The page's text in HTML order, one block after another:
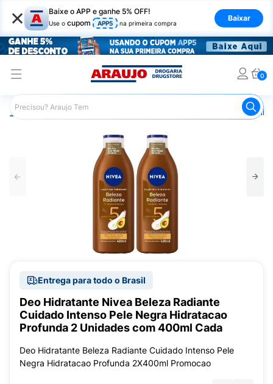
× Baixe o APP e ganhe 5% OFF!
Use o cupom APP5 na primeira compra
Baixar
0
Araujo Beleza e Cuidados
Entrega para todo o Brasil
Deo Hidratante Nivea Beleza Radiante
Cuidado Intenso Pele Negra Hidratacao
Profunda 2 Unidades com 400ml Cada
Deo Hidratante Beleza Radiante Cuidado Intenso Pele
Negra Hidratacao Profunda 2X400ml Promocao